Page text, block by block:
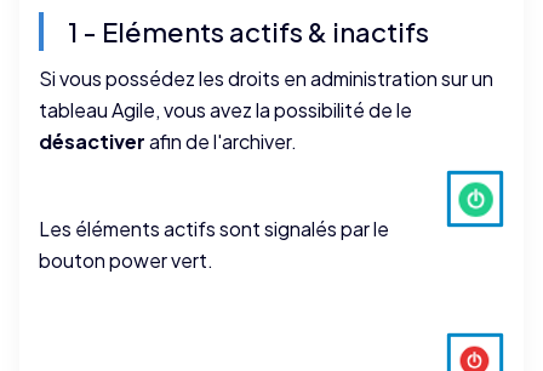
1 - Eléments actifs & inactifs
Si vous possédez les droits en administration sur un
tableau Agile, vous avez la possibilité de le
désactiverafin de l'archiver.
Les éléments actifs sont signalés par le
bouton power vert.